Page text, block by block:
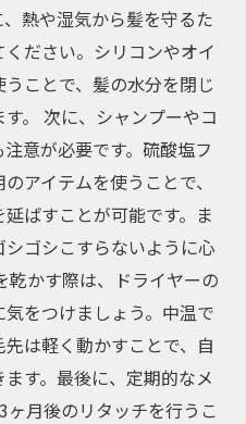
熱や湿気から髪を守るた
ださい。シリコンやオイ
ことで、髪の水分を閉じ
。 次に、シャンプーやコ
意が必要です。硫酸塩フ
アイテムを使うことで、
ばすことが可能です。ま
ゴシこすらないように心
乾かす際は、ドライヤーの
をつけましょう。中温で
は軽く動かすことで、自
す。最後に、定期的なメ
月後のリタッチを行うこ